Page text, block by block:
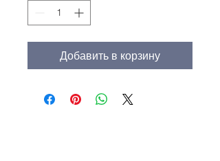
Добавить в корзину